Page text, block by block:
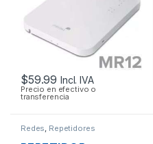
$59.99 Incl. IVA
Precio en efectivo o
transferencia
Redes Repetidores